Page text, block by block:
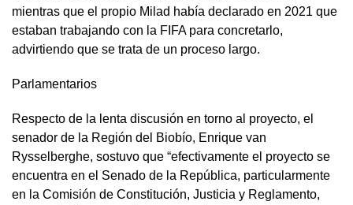
mientras que el propio Milad había declarado en 2021 que
estaban trabajando con la FIFA para concretarlo,
advirtiendo que se trata de un proceso largo.
Parlamentarios
Respecto de la lenta discusión en torno al proyecto, el
senador de la Región del Biobío, Enrique van
Rysselberghe, sostuvo que “efectivamente el proyecto se
encuentra en el Senado de la República, particularmente
en la Comisión de Constitución, Justicia y Reglamento,